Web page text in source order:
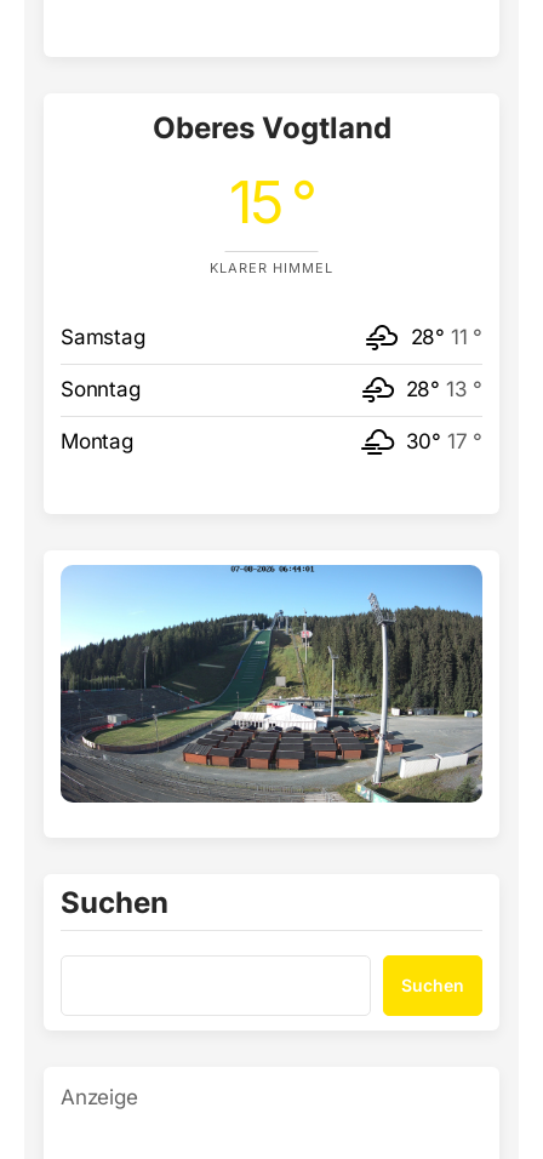
Oberes Vogtland
15 °
KLARER HIMMEL
Samstag 28° 11 °
Sonntag 28° 13 °
Montag 30° 17 °
Suchen
Suchen
Anzeige